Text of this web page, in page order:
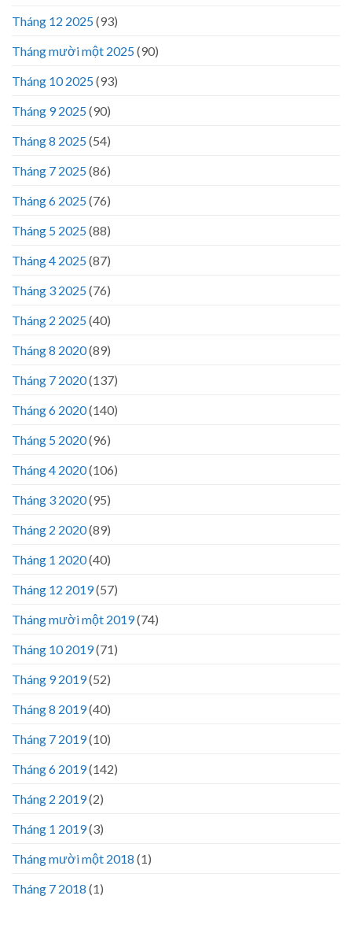
Tháng 12 2025(93)
Tháng mười một 2025(90)
Tháng 10 2025(93)
Tháng 9 2025(90)
Tháng 8 2025(54)
Tháng 7 2025(86)
Tháng 6 2025(76)
Tháng 5 2025(88)
Tháng 4 2025(87)
Tháng 3 2025(76)
Tháng 2 2025(40)
Tháng 8 2020(89)
Tháng 7 2020(137)
Tháng 6 2020(140)
Tháng 5 2020(96)
Tháng 4 2020(106)
Tháng 3 2020(95)
Tháng 2 2020(89)
Tháng 1 2020(40)
Tháng 12 2019(57)
Tháng mười một 2019(74)
Tháng 10 2019(71)
Tháng 9 2019(52)
Tháng 8 2019(40)
Tháng 7 2019(10)
Tháng 6 2019(142)
Tháng 2 2019(2)
Tháng 1 2019(3)
Tháng mười một 2018 (1)
Tháng 7 2018 (1)